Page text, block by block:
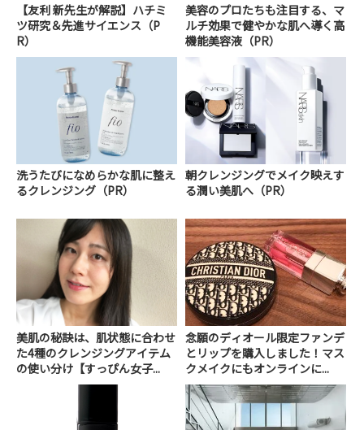
【友利 新先生が解説】ハチミ
ツ研究＆先進サイエンス（P
R）
美容のプロたちも注目する、マ
ルチ効果で健やかな肌へ導く高
機能美容液（PR）
洗うたびになめらかな肌に整え
るクレンジング（PR）
朝クレンジングでメイク映えす
る潤い美肌へ（PR）
美肌の秘訣は、肌状態に合わせ
た4種のクレンジングアイテム
の使い分け【すっぴん女子...
念願のディオール限定ファンデ
とリップを購入しました！マス
クメイクにもオンラインに...